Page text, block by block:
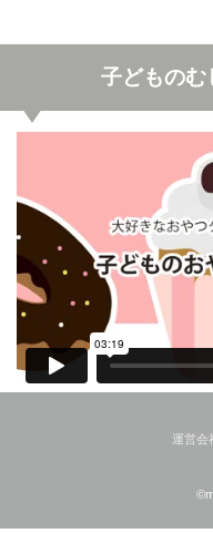
子どものむ
運営会